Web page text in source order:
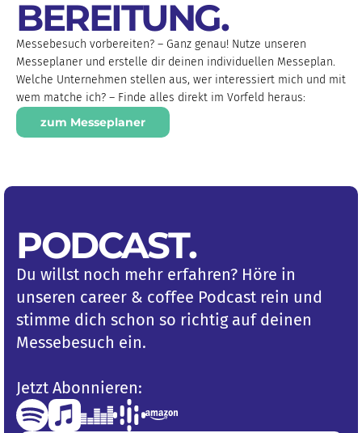
BEREITUNG.
Messebesuch vorbereiten? – Ganz genau! Nutze unseren
Messeplaner und erstelle dir deinen individuellen Messeplan.
Welche Unternehmen stellen aus, wer interessiert mich und mit
wem matche ich? – Finde alles direkt im Vorfeld heraus:
zum Messeplaner
PODCAST.
Du willst noch mehr erfahren? Höre in
unseren career & coffee Podcast rein und
stimme dich schon so richtig auf deinen
Messebesuch ein.
Jetzt Abonnieren: